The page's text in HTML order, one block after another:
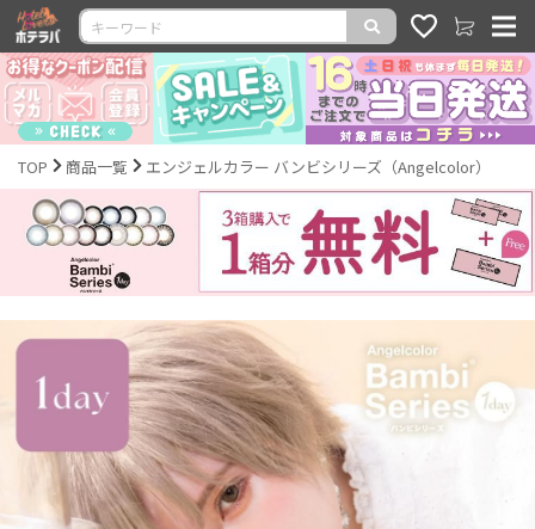
TOP 商品一覧 エンジェルカラー バンビシリーズ（Angelcolor）